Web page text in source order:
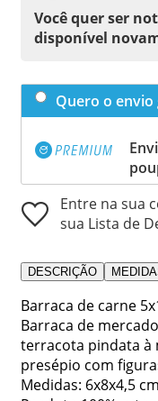
Você quer ser
disponível
Quero o
Entre na sua
sua Lista de
DESCRIÇÃO
Barraca de carne
Barraca de
terracota pindata à
presépio com
Medidas: 6x8x4,5